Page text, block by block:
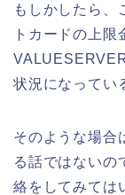
もしかしたら、
トカードの上限
状況になってい
そのような場合
る話ではないの
絡をしてみては